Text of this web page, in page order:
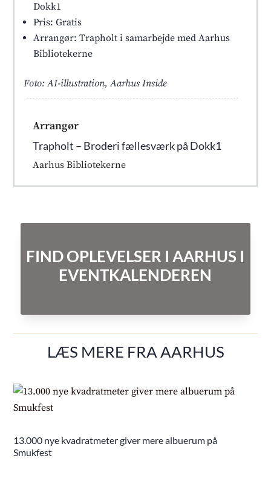
Dokk1
Pris: Gratis
Arrangør: Trapholt i samarbejde med Aarhus
Bibliotekerne
Foto: AI-illustration, Aarhus Inside
Arrangør
Trapholt – Broderi fællesværk på Dokk1
Aarhus Bibliotekerne
FIND OPLEVELSER I AARHUS I
EVENTKALENDEREN
LÆS MERE FRA AARHUS
13.000 nye kvadratmeter giver mere albuerum på
Smukfest